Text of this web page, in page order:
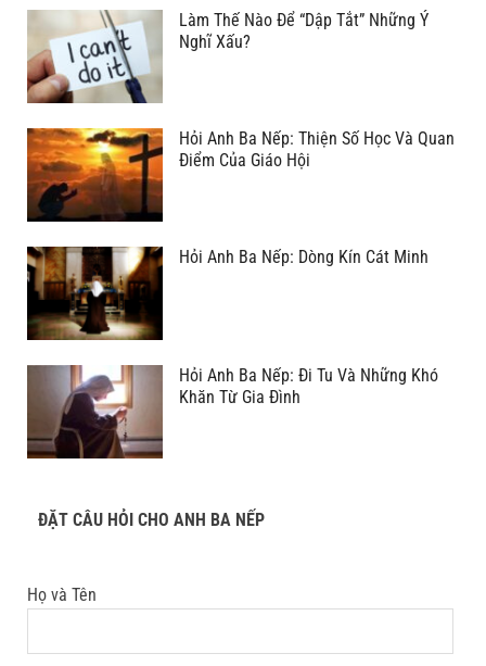
Làm Thế Nào Để “Dập Tắt” Những Ý
Nghĩ Xấu?
Hỏi Anh Ba Nếp: Thiện Số Học Và Quan
Điểm Của Giáo Hội
Hỏi Anh Ba Nếp: Dòng Kín Cát Minh
Hỏi Anh Ba Nếp: Đi Tu Và Những Khó
Khăn Từ Gia Đình
ĐẶT CÂU HỎI CHO ANH BA NẾP
Họ và Tên